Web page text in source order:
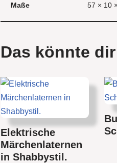
Maße 57 × 10
Das könnte
Elektrische
Märchenlaternen
in Shabbystil.